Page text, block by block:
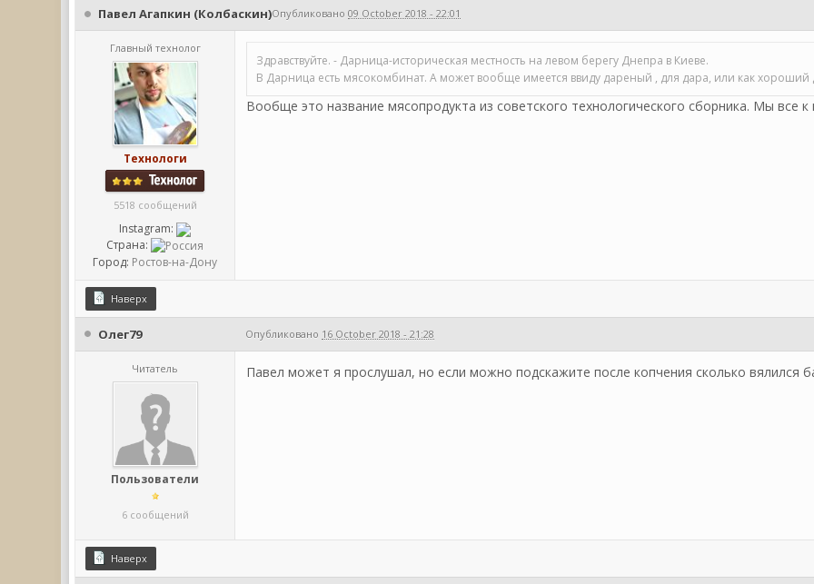
Павел Агапкин (Колбаскин)Опубликовано09 October 2018 - 22:01
Главный технолог
Технологи
5518 сообщений
Instagram:
Страна:
Город: Ростов-на-Дону
Здравствуйте. - Дарница-историческая местность на левом берегу Днепра в Киеве.
В Дарница есть мясокомбинат. А может вообще имеется ввиду дареный , для дара, или как хороший
Вообще это название мясопродукта из советского технологического сборника. Мы все к
Наверх
Олег79 Опубликовано 16 October 2018 - 21:28
Читатель
Пользователи
6 сообщений
Павел может я прослушал, но если можно подскажите после копчения сколько вялился
Наверх